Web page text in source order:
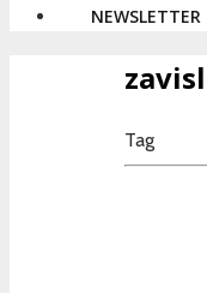
NEWSLETTER
Tag